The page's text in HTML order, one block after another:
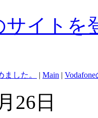
サイトを
した。 | Main |
26日